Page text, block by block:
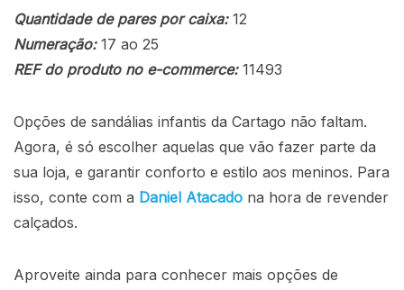
Quantidade de pares por caixa: 12
Numeração: 17 ao 25
REF do produto no e-commerce: 11493
Opções de sandálias infantis da Cartago não faltam.
Agora, é só escolher aquelas que vão fazer parte da
sua loja, e garantir conforto e estilo aos meninos. Para
isso, conte com a Daniel Atacado na hora de revender
calçados.
Aproveite ainda para conhecer mais opções de